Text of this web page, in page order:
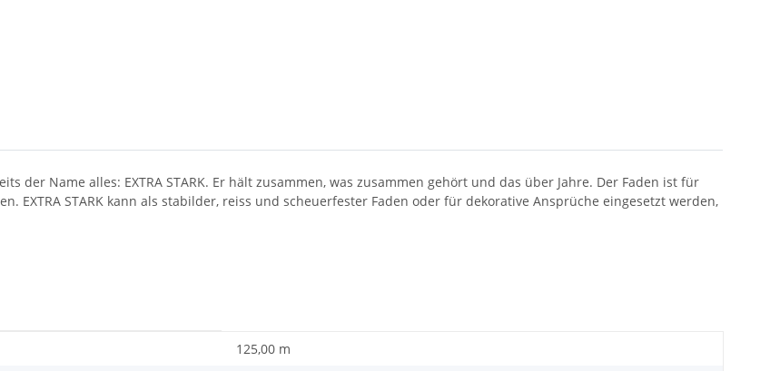
der Name alles: EXTRA STARK. Er hält zusammen, was zusammen gehört und das über Jahre. Der Faden ist für
EXTRA STARK kann als stabilder, reiss und scheuerfester Faden oder für dekorative Ansprüche eingesetzt werden,
125,00 m